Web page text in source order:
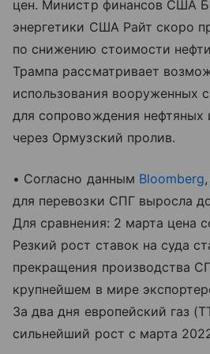
цен. Министр финансов США
энергетики США Райт скоро
по снижению стоимости
Трампа рассматривает
использования вооруженных
для сопровождения нефтяных
через Ормузский пролив.
• Согласно данным Bloomberg
для перевозки СПГ выросла
Для сравнения: 2 марта цена
Резкий рост ставок на суда
прекращения производства
крупнейшем в мире
За два дня европейский газ
сильнейший рост с марта